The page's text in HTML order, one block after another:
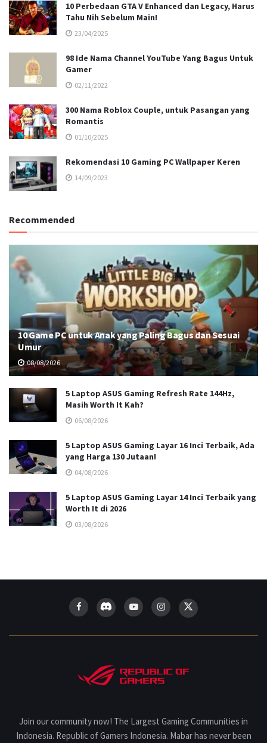
10 Perbedaan GTA V Enhanced dan Legacy, Harus
Tahu Nih Sebelum Main!
23/04/2025
98 Ide Nama Channel YouTube Yang Bagus Untuk
Gamer
02/11/2022
300 Nama Roblox Couple, untuk Pasangan yang
Romantis
01/10/2025
Rekomendasi 10 Gaming PC Wallpaper Keren
14/09/2023
Recommended
10 Game PC untuk Anak yang Paling Bagus dan Sesuai
Umur
08/08/2026
5 Laptop ASUS Gaming Refresh Rate 144Hz,
Masih Worth It Kah?
06/08/2026
5 Laptop ASUS Gaming Layar 16 Inci Terbaik, Ada
yang Harga 130 Jutaan!
04/08/2026
5 Laptop ASUS Gaming Layar 14 Inci Terbaik yang
Worth It di 2026
03/08/2026
Join our community now! The Largest Gaming Communities in
Indonesia. Republic of Gamers Indonesia. Mabar has never been